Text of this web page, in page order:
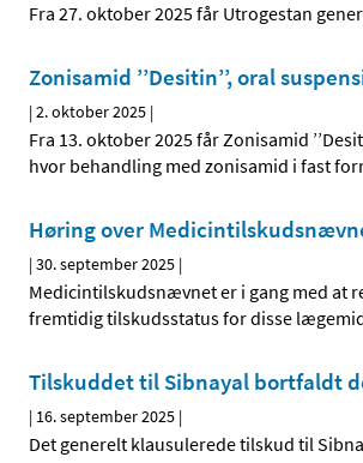
Fra 27. oktober 2025 får Utrogestan
Zonisamid ’’Desitin’’, oral
|2. oktober 2025 |
Fra 13. oktober 2025 får Zonisamid
hvor behandling med zonisamid i fast
Høring over
|30. september 2025 |
Medicintilskudsnævnet er i gang med
fremtidig tilskudsstatus for disse
Tilskuddet til Sibnayal bortfaldt
| 16. september 2025 |
Det generelt klausulerede tilskud til